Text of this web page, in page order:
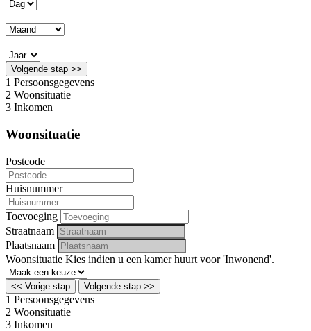
Volgende stap >>
1 Persoonsgegevens
2 Woonsituatie
3 Inkomen
Woonsituatie
Postcode
Huisnummer
Toevoeging
Straatnaam
Plaatsnaam
Woonsituatie Kies indien u een kamer huurt voor 'Inwonend'.
<< Vorige stap Volgende stap >>
1 Persoonsgegevens
2 Woonsituatie
3 Inkomen